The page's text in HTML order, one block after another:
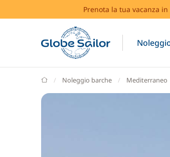
Prenota la tua vacanza
GlobeSailor
Noleggio barche Mediterraneo